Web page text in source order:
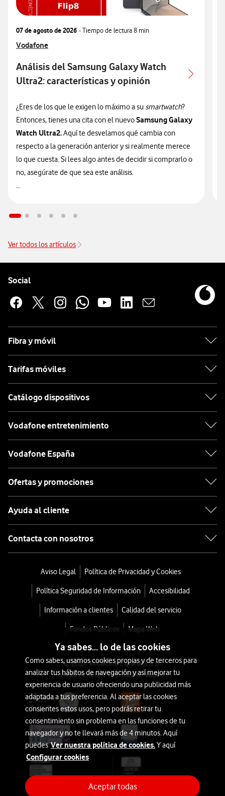
07 de agosto de 2026 - Tiempo de lectura8 min
Ver más articulos relacionados con
Vodafone
Análisis del Samsung Galaxy Watch
Ultra2: características y opinión
¿Eres de los que le exigen lo máximo a su smartwatch?
Entonces, tienes una cita con el nuevoSamsung Galaxy
Watch Ultra2.Aquí te desvelamos qué cambia con
respecto a la generación anterior y si realmente merece
lo que cuesta. Si lees algo antes de decidir si comprarlo o
no, asegúrate de que sea este análisis.
Galaxy Watch Ultra2 financiado
Ver todos los artículos
Social
Fibra y móvil
Tarifas móviles
Catálogo dispositivos
Vodafone entretenimiento
Vodafone España
Ofertas y promociones
Ayuda al cliente
Contacta con nosotros
Aviso Legal Política de Privacidad y Cookies
Política Seguridad de Información Accesibilidad
Información a clientes Calidad del servicio
Fondos Públicos Mapa Web
© 2026 Vodafone España S.A.U.
Avda. América 115, 28042 Madrid
Ya sabes... lo de las cookies
Como sabes, usamos cookies propias y de terceros para
analizar tus hábitos de navegación y así mejorar tu
experiencia de usuario ofreciendo una publicidad más
adaptada a tus preferencia. Al aceptar las cookies
consientes estos usos, pero podrás retirar tu
consentimiento sin problema en las funciones de tu
navegador y no te llevará más de 4 minutos. Aquí
puedesVer nuestra política de cookies.Y aquí
Configurar cookies
Aceptar todas